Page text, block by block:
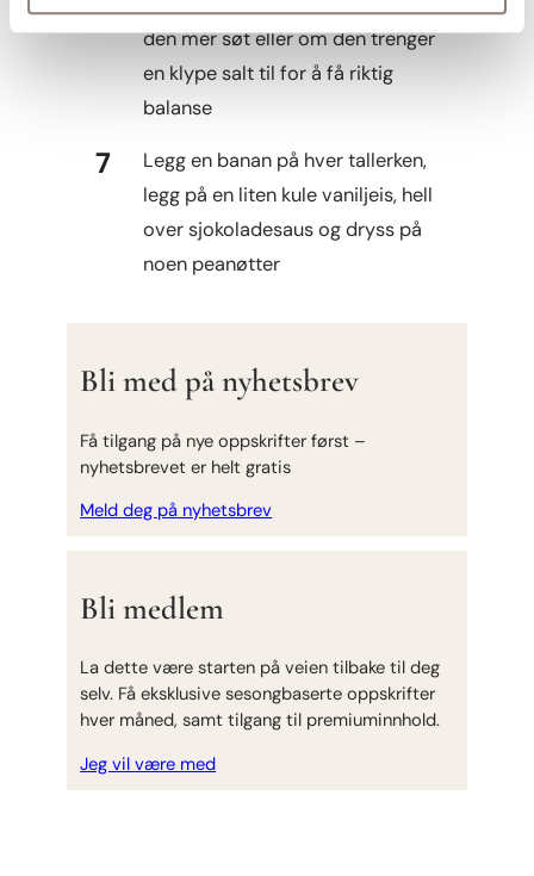
den mer søt eller om den trenger
en klype salt til for å få riktig
balanse
Legg en banan på hver tallerken,
legg på en liten kule vaniljeis, hell
over sjokoladesaus og dryss på
noen peanøtter
Bli med på nyhetsbrev
Få tilgang på nye oppskrifter først –
nyhetsbrevet er helt gratis
Meld deg på nyhetsbrev
Bli medlem
La dette være starten på veien tilbake til deg
selv. Få eksklusive sesongbaserte oppskrifter
hver måned, samt tilgang til premiuminnhold.
Jeg vil være med